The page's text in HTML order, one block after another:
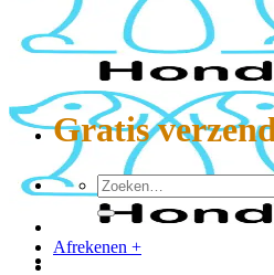
Gratis
Zoeken
naar:
Afrekenen +